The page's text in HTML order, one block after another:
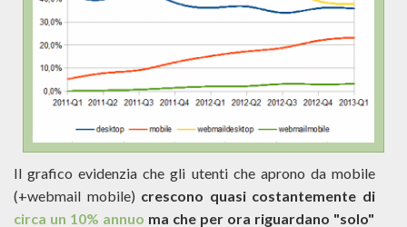
Il grafico evidenzia che gli utenti che aprono da mobile
(+webmail mobile) crescono quasi costantemente di
circa un 10% annuo ma che per ora riguardano "solo"